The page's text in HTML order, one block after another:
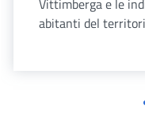
Vittimberga e le
abitanti del